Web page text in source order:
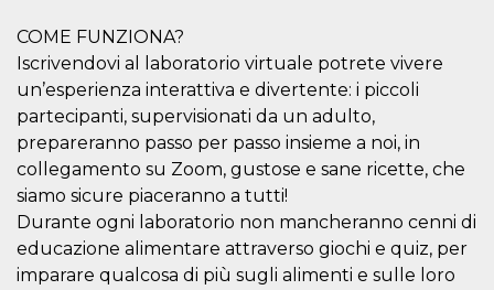
COME FUNZIONA?
Iscrivendovi al laboratorio virtuale potrete vivere
un’esperienza interattiva e divertente: i piccoli
partecipanti, supervisionati da un adulto,
prepareranno passo per passo insieme a noi, in
collegamento su Zoom, gustose e sane ricette, che
siamo sicure piaceranno a tutti!
Durante ogni laboratorio non mancheranno cenni di
educazione alimentare attraverso giochi e quiz, per
imparare qualcosa di più sugli alimenti e sulle loro
Nome
storage
wpEmojiSettingsSupports
Session
storage
cn_uc__
Local
storage